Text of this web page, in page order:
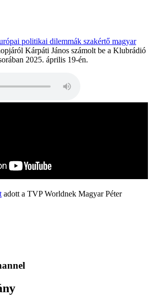
politikai dilemmák szakértő magyar
Kárpáti János számolt be a Klubrádió
2025. április 19-én.
adott a TVP Worldnek Magyar Péter